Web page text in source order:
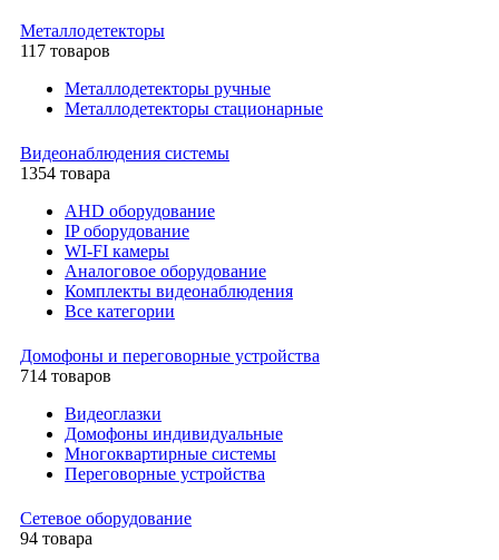
Металлодетекторы
117 товаров
Металлодетекторы ручные
Металлодетекторы стационарные
Видеонаблюдения cистемы
1354 товара
AHD оборудование
IP оборудование
WI-FI камеры
Аналоговое оборудование
Комплекты видеонаблюдения
Все категории
Домофоны и переговорные устройства
714 товаров
Видеоглазки
Домофоны индивидуальные
Многоквартирные системы
Переговорные устройства
Сетевое оборудование
94 товара